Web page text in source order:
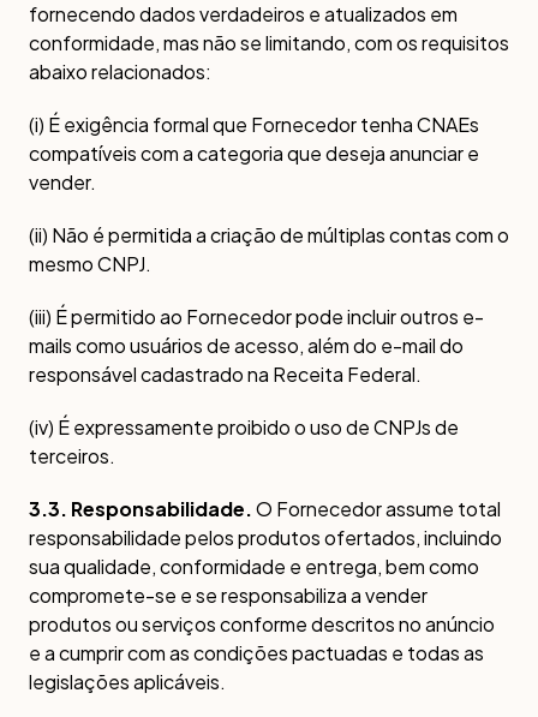
fornecendo dados verdadeiros e atualizados em
conformidade, mas não se limitando, com os requisitos
abaixo relacionados:
(i) É exigência formal que Fornecedor tenha CNAEs
compatíveis com a categoria que deseja anunciar e
vender.
(ii) Não é permitida a criação de múltiplas contas com o
mesmo CNPJ.
(iii) É permitido ao Fornecedor pode incluir outros e-
mails como usuários de acesso, além do e-mail do
responsável cadastrado na Receita Federal.
(iv) É expressamente proibido o uso de CNPJs de
terceiros.
3.3. Responsabilidade.O Fornecedor assume total
responsabilidade pelos produtos ofertados, incluindo
sua qualidade, conformidade e entrega, bem como
compromete-se e se responsabiliza a vender
produtos ou serviços conforme descritos no anúncio
e a cumprir com as condições pactuadas e todas as
legislações aplicáveis.